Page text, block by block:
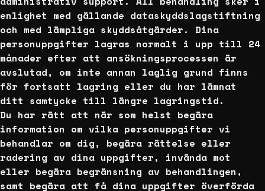
enlighet med gällande dataskyddslagstiftning
och med lämpliga skyddsåtgärder. Dina
personuppgifter lagras normalt i upp till 24
månader efter att ansökningsprocessen är
avslutad, om inte annan laglig grund finns
för fortsatt lagring eller du har lämnat
ditt samtycke till längre lagringstid.
Du har rätt att när som helst begära
information om vilka personuppgifter vi
behandlar om dig, begära rättelse eller
radering av dina uppgifter, invända mot
eller begära begränsning av behandlingen,
samt begära att få dina uppgifter överförda